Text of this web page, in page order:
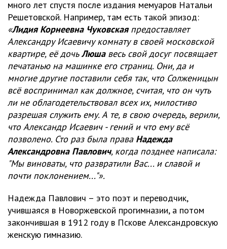
много лет спустя после издания мемуаров Натальи
Решетовской. Например, там есть такой эпизод:
«Лидия Корнеевна Чуковскаяпредоставляет
Александру Исаевичу комнату в своей московской
квартире, её дочьЛюшавесь свой досуг посвящает
печатанью на машинке его страниц. Они, да и
многие другие поставили себя так, что Солженицын
всё воспринимал как должное, считая, что он чуть
ли не облагодетельствовал всех их, милостиво
разрешая служить ему. А те, в свою очередь, верили,
что Александр Исаевич - гений и что ему всё
позволено. Сто раз была права Надежда
Александровна Павлович, когда позднее написала:
"Мы виноваты, что развратили Вас... и славой и
почти поклонением..."».
Надежда Павлович – это поэт и переводчик,
учившаяся в Новоржевской прогимназии, а потом
закончившая в 1912 году в Пскове Александровскую
женскую гимназию.